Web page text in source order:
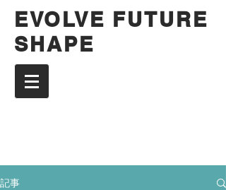
EVOLVE FUTURE
SHAPE
記事